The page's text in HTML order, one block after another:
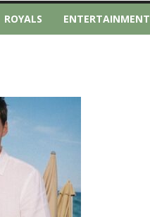
ROYALS ENTERTAINMENT